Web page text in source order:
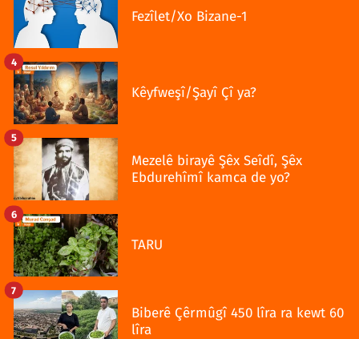
Fezîlet/Xo Bizane-1
Kêyfweşî/Şayî Çî ya?
4
Mezelê birayê Şêx Seîdî, Şêx
Ebdurehîmî kamca de yo?
5
TARU
6
Biberê Çêrmûgî 450 lîra ra kewt 60
lîra
7